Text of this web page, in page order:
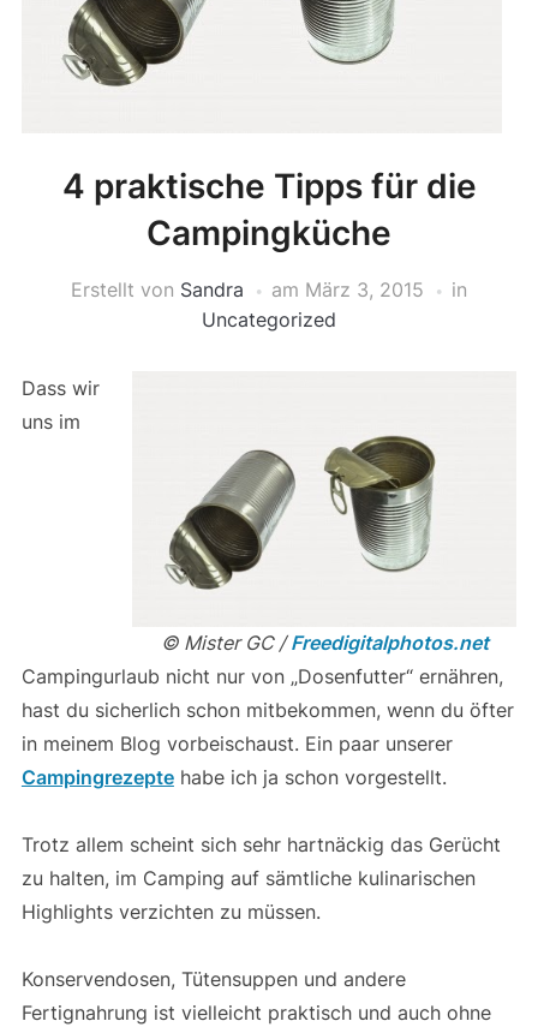
4 praktische Tipps für die
Campingküche
Erstellt von Sandra am März 3, 2015
in
Uncategorized
© Mister GC /Freedigitalphotos.net
Dass wir
uns im
Campingurlaub nicht nur von „Dosenfutter“ ernähren,
hast du sicherlich schon mitbekommen, wenn du öfter
in meinem Blog vorbeischaust. Ein paar unserer
Campingrezeptehabe ich ja schon vorgestellt.
Trotz allem scheint sich sehr hartnäckig das Gerücht
zu halten, im Camping auf sämtliche kulinarischen
Highlights verzichten zu müssen.
Konservendosen, Tütensuppen und andere
Fertignahrung ist vielleicht praktisch und auch ohne